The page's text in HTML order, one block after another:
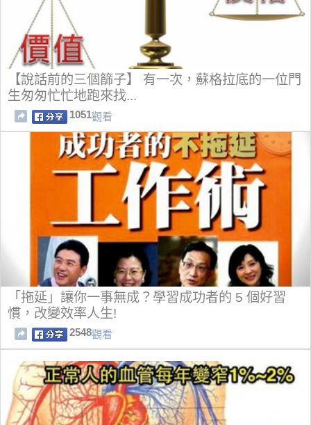
【說話前的三個篩子】 有一次，蘇格拉底的一位門
生匆匆忙忙地跑來找...
1051觀看
「拖延」讓你一事無成？學習成功者的 5 個好習
慣，改變效率人生!
2548觀看